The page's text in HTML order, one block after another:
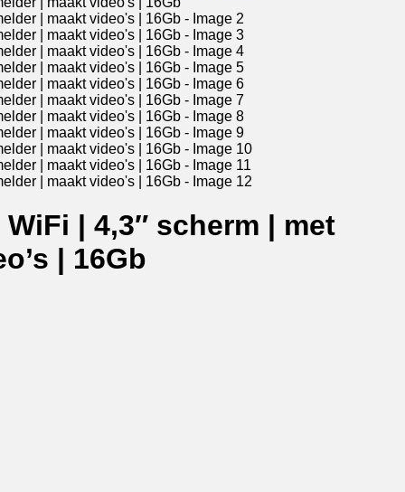
| 4,3″ scherm | met
| 16Gb